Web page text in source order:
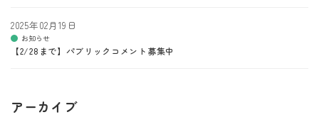
アーカイブ
2025年02月19日
お知らせ
【2/28まで】パブリックコメント募集中